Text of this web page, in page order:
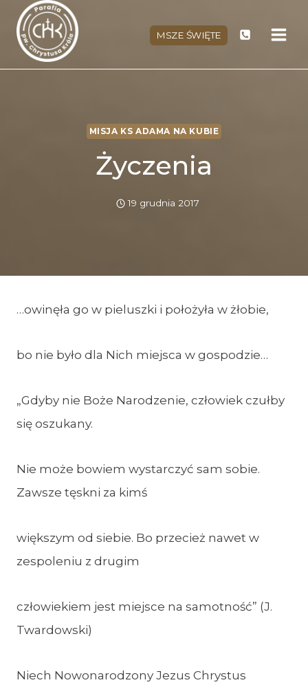
Przejdź
treści
MSZE ŚWIĘTE
MISJA KS ADAMA NA KUBIE
Życzenia
19 grudnia 2017
…owinęła go w pieluszki i położyła w żłobie,
bo nie było dla Nich miejsca w gospodzie…
„Gdyby nie Boże Narodzenie, człowiek czułby
się oszukany.
Nie może bowiem wystarczyć sam sobie.
Zawsze tęskni za kimś
większym od siebie. Bo przecież nawet w
zespoleniu z drugim
człowiekiem jest miejsce na samotność” (J.
Twardowski)
Niech Nowonarodzony Jezus Chrystus